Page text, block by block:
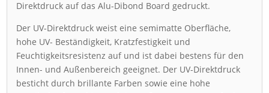
Direktdruck auf das Alu-Dibond Board gedruckt.
Der UV-Direktdruck weist eine semimatte Oberfläche,
hohe UV- Beständigkeit, Kratzfestigkeit und
Feuchtigkeitsresistenz auf und ist dabei bestens für den
Innen- und Außenbereich geeignet. Der UV-Direktdruck
besticht durch brillante Farben sowie eine hohe